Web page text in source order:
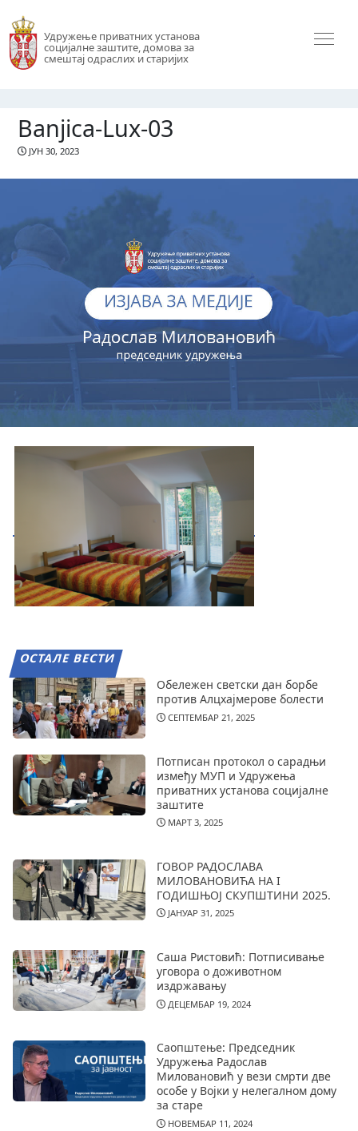
Удружење приватних установа
социјалне заштите, домова за
смештај одраслих и старијих
Banjica-Lux-03
ЈУН 30, 2023
ОСТАЛЕ ВЕСТИ
Обележен светски дан борбе
против Алцхајмерове болести
СЕПТЕМБАР 21, 2025
Потписан протокол о сарадњи
између МУП и Удружења
приватних установа социјалне
заштите
МАРТ 3, 2025
ГОВОР РАДОСЛАВА
МИЛОВАНОВИЋА НА I
ГОДИШЊОЈ СКУПШТИНИ 2025.
ЈАНУАР 31, 2025
Саша Ристовић: Потписивање
уговора о доживотном
издржавању
ДЕЦЕМБАР 19, 2024
Саопштење: Председник
Удружења Радослав
Миловановић у вези смрти две
особе у Војки у нелегалном дому
за старе
НОВЕМБАР 11, 2024